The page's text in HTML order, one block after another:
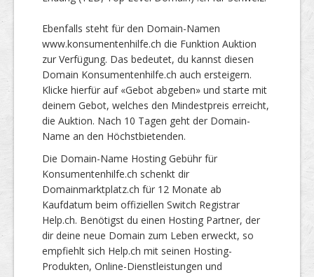
Ebenfalls steht für den Domain-Namen
www.konsumentenhilfe.ch die Funktion Auktion
zur Verfügung. Das bedeutet, du kannst diesen
Domain Konsumentenhilfe.ch auch ersteigern.
Klicke hierfür auf «Gebot abgeben» und starte mit
deinem Gebot, welches den Mindestpreis erreicht,
die Auktion. Nach 10 Tagen geht der Domain-
Name an den Höchstbietenden.
Die Domain-Name Hosting Gebühr für
Konsumentenhilfe.ch schenkt dir
Domainmarktplatz.ch für 12 Monate ab
Kaufdatum beim offiziellen Switch Registrar
Help.ch. Benötigst du einen Hosting Partner, der
dir deine neue Domain zum Leben erweckt, so
empfiehlt sich Help.ch mit seinen Hosting-
Produkten, Online-Dienstleistungen und